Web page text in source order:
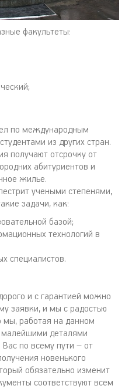
факультеты:
по международным
из других стран.
получают отсрочку от
абитуриентов и
жилье.
учеными степенями,
задачи, как:
базой;
технологий в
специалистов.
и с гарантией можно
заявки, и мы с радостью
работая на данном
деталями
по всему пути – от
новенького
обязательно изменит
соответствуют всем